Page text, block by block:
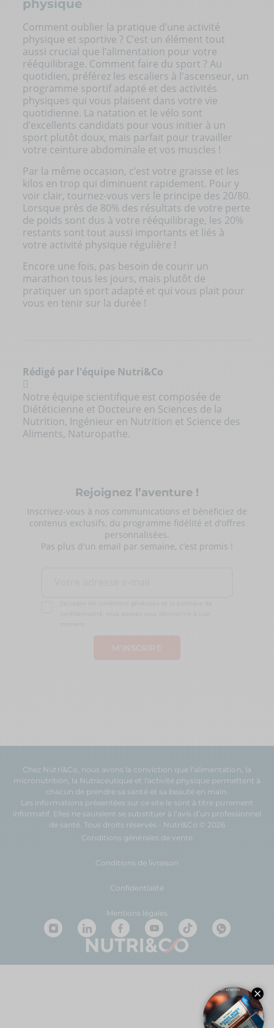
physique
Comment oublier la pratique d’une activité
physique et sportive ? C’est un élément tout
aussi crucial que l’alimentation pour votre
rééquilibrage. Comment faire du sport ? Au
quotidien, préférez les escaliers à l'ascenseur, un
programme sportif adapté et des activités
physiques qui vous plaisent dans votre vie
quotidienne. La natation et le vélo sont
d’excellents candidats pour vous initier à un
sport plutôt doux, mais parfait pour travailler
votre ceinture abdominale et vos muscles !
Par la même occasion, c’est votre graisse et les
kilos en trop qui diminuent rapidement. Pour y
voir clair, tournez-vous vers le principe des 20/80.
Lorsque près de 80% des résultats de votre perte
de poids sont dus à votre rééquilibrage, les 20%
restants sont tout aussi importants et liés à
votre activité physique régulière !
Encore une fois, pas besoin de courir un
marathon tous les jours, mais plutôt de
pratiquer un sport adapté et qui vous plait pour
vous en tenir sur la durée !
Rédigé par l'équipe Nutri&Co
Notre équipe scientifique est composée de
Diététicienne et Docteure en Sciences de la
Nutrition, Ingénieur en Nutrition et Science des
Aliments, Naturopathe.
Rejoignez l’aventure !
Inscrivez-vous à nos communications et bénéficiez de
contenus exclusifs, du programme fidélité et d’offres
personnalisées.
Pas plus d'un email par semaine, c’est promis !
Chez Nutri&Co, nous avons la conviction que l’alimentation , la
micronutrition , la Nutraceutique et l'activité physiquepermettent à
chacun de prendre sa santéet sa beautéen main.
Les informations présentées sur ce site le sont à titre purement
informatif. Elles ne sauraient se substituer à l’avis d’un professionnel
de santé. Tous droits réservés - Nutri&Co © 2026
Conditions générales de vente
Conditions de livraison
Confidentialité
Mentions légales